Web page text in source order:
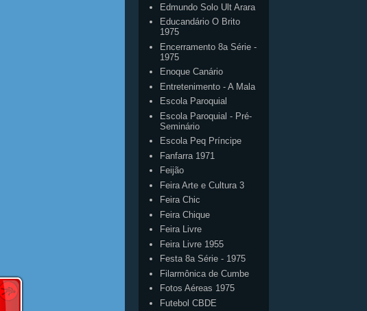
Edmundo Solo Ult Arara
Educandário O Brito
1975
Encerramento 8a Série -
1975
Enoque Canário
Entretenimento - A Mala
Escola Paroquial
Escola Paroquial - Pré-
Seminário
Escola Peq Príncipe
Fanfarra 1971
Feijão
Feira Arte e Cultura 3
Feira Chic
Feira Chique
Feira Livre
Feira Livre 1955
Festa 8a Série - 1975
Filarmônica de Cumbe
Fotos Aéreas 1975
Futebol CBDE